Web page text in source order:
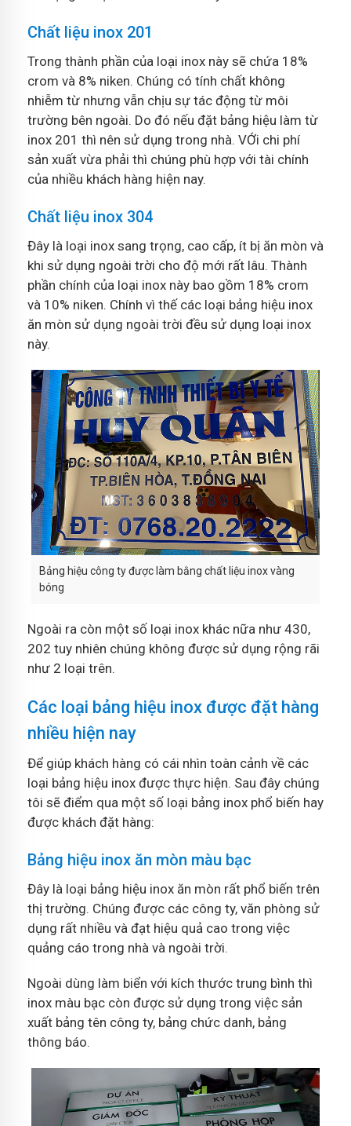
Chất liệu inox 201
Trong thành phần của loại inox này sẽ chứa 18%
crom và 8% niken. Chúng có tính chất không
nhiễm từ nhưng vẫn chịu sự tác động từ môi
trường bên ngoài. Do đó nếu đặt bảng hiệu làm từ
inox 201 thì nên sử dụng trong nhà. VỚi chi phí
sản xuất vừa phải thì chúng phù hợp với tài chính
của nhiều khách hàng hiện nay.
Chất liệu inox 304
Đây là loại inox sang trọng, cao cấp, ít bị ăn mòn và
khi sử dụng ngoài trời cho độ mới rất lâu. Thành
phần chính của loại inox này bao gồm 18% crom
và 10% niken. Chính vì thế các loại bảng hiệu inox
ăn mòn sử dụng ngoài trời đều sử dụng loại inox
này.
Bảng hiệu công ty được làm bằng chất liệu inox vàng
bóng
Ngoài ra còn một số loại inox khác nữa như 430,
202 tuy nhiên chúng không được sử dụng rộng rãi
như 2 loại trên.
Các loại bảng hiệu inox được đặt hàng
nhiều hiện nay
Để giúp khách hàng có cái nhìn toàn cảnh về các
loại bảng hiệu inox được thực hiện. Sau đây chúng
tôi sẽ điểm qua một số loại bảng inox phổ biến hay
được khách đặt hàng:
Bảng hiệu inox ăn mòn màu bạc
Đây là loại bảng hiệu inox ăn mòn rất phổ biến trên
thị trường. Chúng được các công ty, văn phòng sử
dụng rất nhiều và đạt hiệu quả cao trong việc
quảng cáo trong nhà và ngoài trời.
Ngoài dùng làm biển với kích thước trung bình thì
inox màu bạc còn được sử dụng trong việc sản
xuất bảng tên công ty, bảng chức danh, bảng
thông báo.